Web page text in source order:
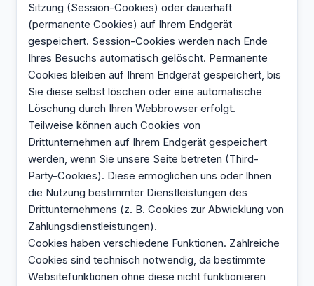
Sitzung (Session-Cookies) oder dauerhaft
(permanente Cookies) auf Ihrem Endgerät
gespeichert. Session-Cookies werden nach Ende
Ihres Besuchs automatisch gelöscht. Permanente
Cookies bleiben auf Ihrem Endgerät gespeichert, bis
Sie diese selbst löschen oder eine automatische
Löschung durch Ihren Webbrowser erfolgt.
Teilweise können auch Cookies von
Drittunternehmen auf Ihrem Endgerät gespeichert
werden, wenn Sie unsere Seite betreten (Third-
Party-Cookies). Diese ermöglichen uns oder Ihnen
die Nutzung bestimmter Dienstleistungen des
Drittunternehmens (z. B. Cookies zur Abwicklung von
Zahlungsdienstleistungen).
Cookies haben verschiedene Funktionen. Zahlreiche
Cookies sind technisch notwendig, da bestimmte
Websitefunktionen ohne diese nicht funktionieren